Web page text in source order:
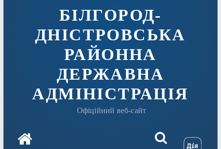
БІЛГОРОД-
ДНІСТРОВСЬКА
РАЙОННА
ДЕРЖАВНА
АДМІНІСТРАЦІЯ
Офіційний веб-сайт